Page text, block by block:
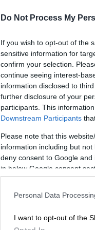
Do Not Process My
If you wish to opt-out of the
sensitive information for
confirm your selection.
continue seeing interest-
information disclosed to
further disclosure of your
participants. This
Downstream Participants
Please note that this
information including but
deny consent to Google
in below Google consent
Personal Data
I want to opt-out of the
Our
του
του...